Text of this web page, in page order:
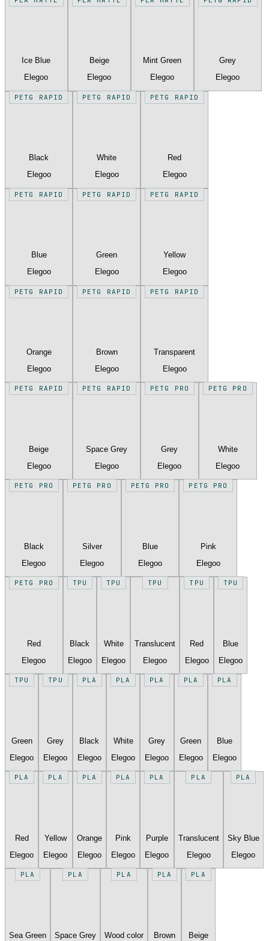
Ice Blue
Elegoo
Beige
Elegoo
Mint Green
Elegoo
Grey
Elegoo
PETG RAPID
Black
Elegoo
PETG RAPID
White
Elegoo
PETG RAPID
Red
Elegoo
PETG RAPID
Blue
Elegoo
PETG RAPID
Green
Elegoo
PETG RAPID
Yellow
Elegoo
PETG RAPID
Orange
Elegoo
PETG RAPID
Brown
Elegoo
PETG RAPID
Transparent
Elegoo
PETG RAPID
Beige
Elegoo
PETG RAPID
Space Grey
Elegoo
PETG PRO
Grey
Elegoo
PETG PRO
White
Elegoo
PETG PRO
Black
Elegoo
PETG PRO
Silver
Elegoo
PETG PRO
Blue
Elegoo
PETG PRO
Pink
Elegoo
PETG PRO
Red
Elegoo
TPU
Black
Elegoo
TPU
White
Elegoo
TPU
Translucent
Elegoo
TPU
Red
Elegoo
TPU
Blue
Elegoo
TPU
Green
Elegoo
TPU
Grey
Elegoo
PLA
Black
Elegoo
PLA
White
Elegoo
PLA
Grey
Elegoo
PLA
Green
Elegoo
PLA
Blue
Elegoo
PLA
Red
Elegoo
PLA
Yellow
Elegoo
PLA
Orange
Elegoo
PLA
Pink
Elegoo
PLA
Purple
Elegoo
PLA
Translucent
Elegoo
PLA
Sky Blue
Elegoo
PLA
Sea Green
PLA
Space Grey
PLA
Wood color
PLA
Brown
PLA
Beige